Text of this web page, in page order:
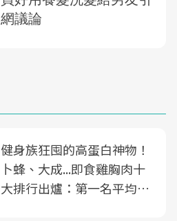
健身族狂囤的高蛋白神物！
卜蜂、大成...即食雞胸肉十
大排行出爐：第一名平均一